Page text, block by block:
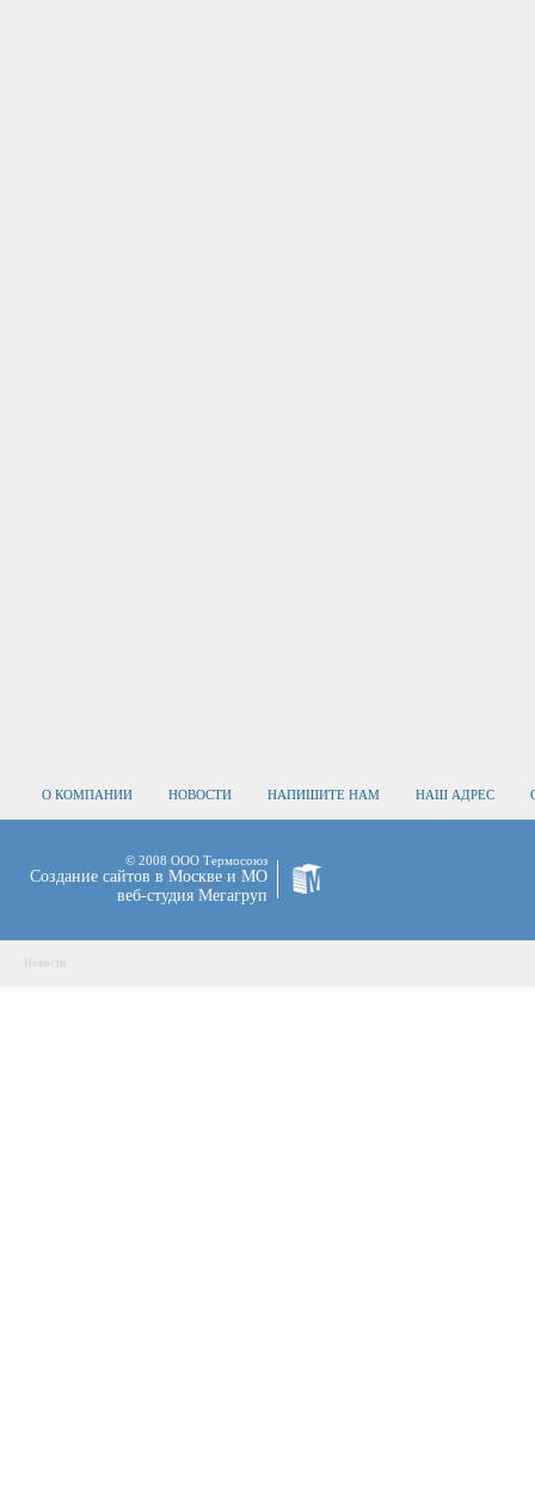
О КОМПАНИИ НОВОСТИ НАПИШИТЕ НАМ НАШ АДРЕС
© 2008 ООО Термосоюз
Создание сайтов в Москве и МО
веб-студия Мегагруп
Новости